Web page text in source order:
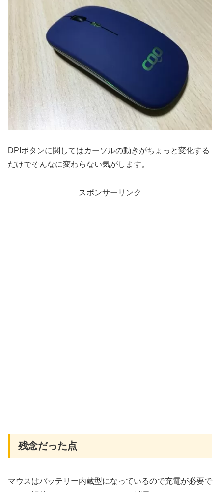
DPIボタンに関してはカーソルの動きがちょっと変化する
だけでそんなに変わらない気がします。
スポンサーリンク
残念だった点
マウスはバッテリー内蔵型になっているので充電が必要で